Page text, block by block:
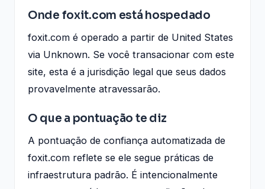
Onde foxit.com está hospedado
foxit.com é operado a partir de United States
via Unknown. Se você transacionar com este
site, esta é a jurisdição legal que seus dados
provavelmente atravessarão.
O que a pontuação te diz
A pontuação de confiança automatizada de
foxit.com reflete se ele segue práticas de
infraestrutura padrão. É intencionalmente